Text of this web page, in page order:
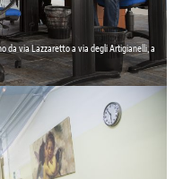
da via Lazzaretto a via degli Artigianelli, a